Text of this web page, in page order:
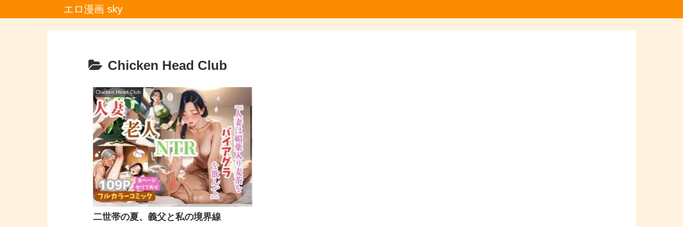
エロ漫画 sky
Chicken Head Club
Chicken Head Club
二世帯の夏、義父と私の境界線